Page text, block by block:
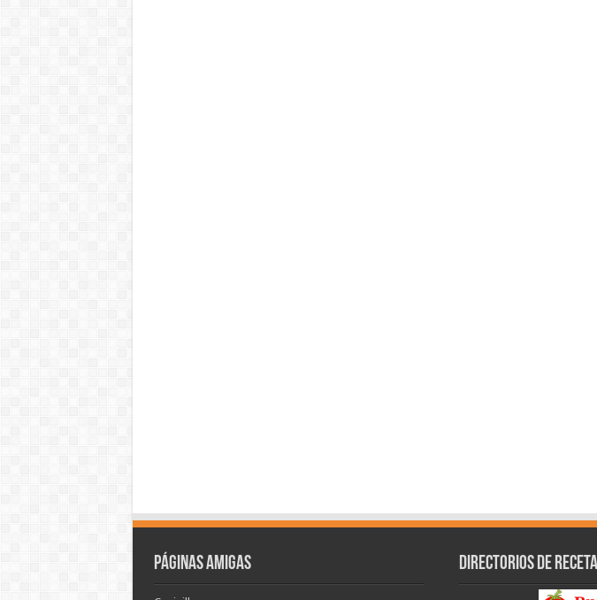
Páginas amigas Directorios de